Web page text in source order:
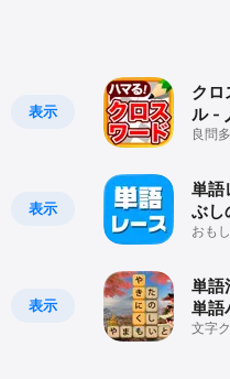
表示
表示
表示
クロ
ル -
クイ
良問
単語
ぶし
おも
単
単語
文字